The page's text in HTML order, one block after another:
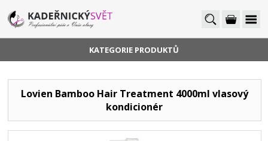
KATEGORIE PRODUKTŮ
Lovien Bamboo Hair Treatment 4000ml vlasový
kondicionér